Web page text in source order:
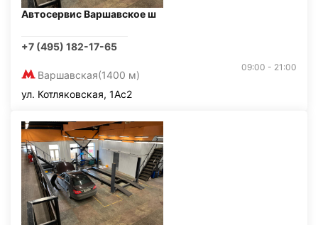
Автосервис Варшавское ш
+7 (495) 182-17-65
Варшавская(1400 м)
09:00 - 21:00
ул. Котляковская, 1Ас2